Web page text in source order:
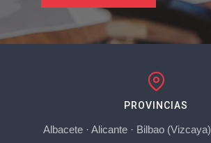
PROVINCIAS
Albacete· Alicante· Bilbao (Vizcaya)